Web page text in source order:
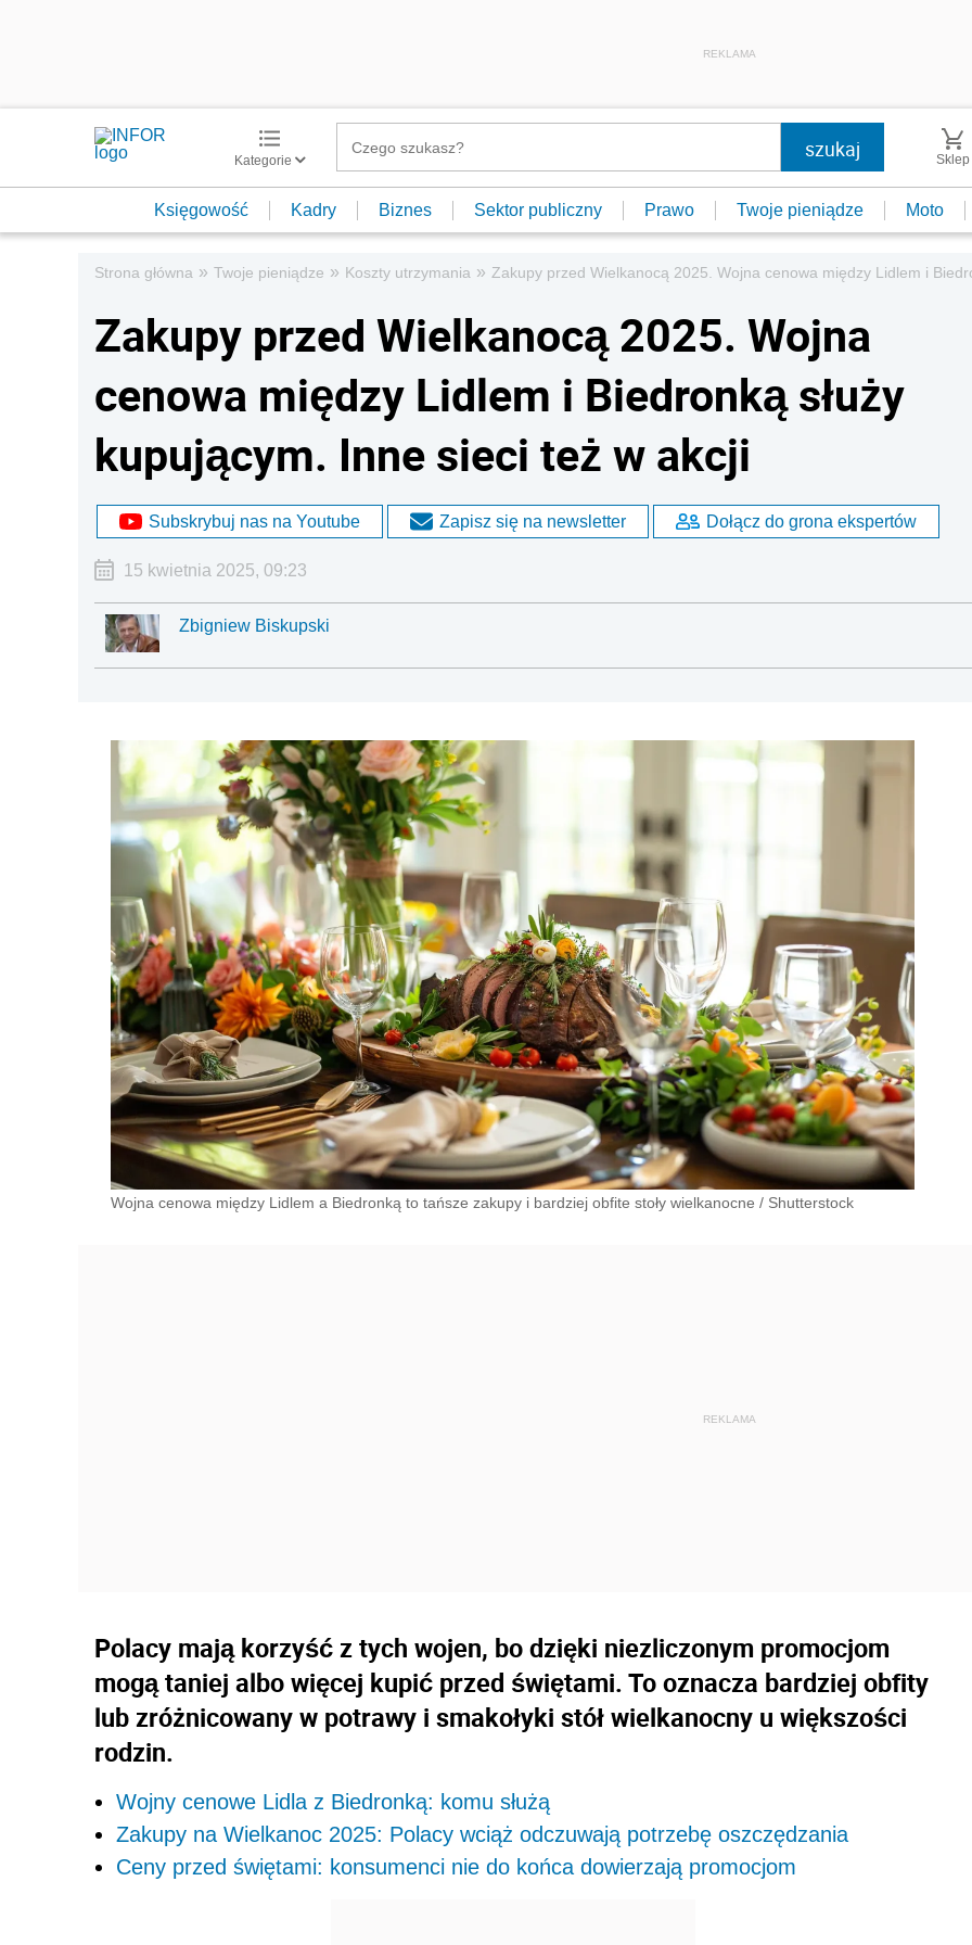
REKLAMA
Kategorie Sklep
Księgowość Kadry Biznes Sektor publiczny Prawo Twoje pieniądze Moto
Strona główna » Twoje pieniądze » Koszty utrzymania » Zakupy przed Wielkanocą 2025. Wojna cenowa między Lidlem i
Zakupy przed Wielkanocą 2025. Wojna
cenowa między Lidlem i Biedronką służy
kupującym. Inne sieci też w akcji
Subskrybuj nas na Youtube Zapisz się na newsletter Dołącz do grona ekspertów
15 kwietnia 2025, 09:23
Zbigniew Biskupski
Wojna cenowa między Lidlem a Biedronką to tańsze zakupy i bardziej obfite stoły wielkanocne / Shutterstock
Polacy mają korzyść z tych wojen, bo dzięki niezliczonym promocjom
mogą taniej albo więcej kupić przed świętami. To oznacza bardziej obfity
lub zróżnicowany w potrawy i smakołyki stół wielkanocny u większości
rodzin.
Wojny cenowe Lidla z Biedronką: komu służą
Zakupy na Wielkanoc 2025: Polacy wciąż odczuwają potrzebę oszczędzania
Ceny przed świętami: konsumenci nie do końca dowierzają promocjom